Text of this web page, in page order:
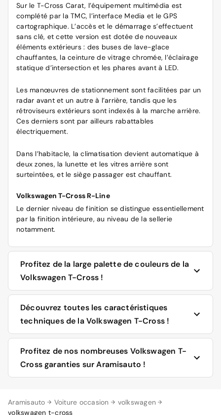
Aramisauto Voiture occasion
volkswagen
volkswagen t-cross
Sur le T-Cross Carat, l’équipement multimédia est
complété par la TMC, l’interface Media et le GPS
cartographique. L’accès et le démarrage s’effectuent
sans clé, et cette version est dotée de nouveaux
éléments extérieurs : des buses de lave-glace
chauffantes, la ceinture de vitrage chromée, l’éclairage
statique d’intersection et les phares avant à LED.
Les manœuvres de stationnement sont facilitées par un
radar avant et un autre à l’arrière, tandis que les
rétroviseurs extérieurs sont indexés à la marche arrière.
Ces derniers sont par ailleurs rabattables
électriquement.
Dans l’habitacle, la climatisation devient automatique à
deux zones, la lunette et les vitres arrière sont
surteintées, et le siège passager est chauffant.
Volkswagen T-Cross R-Line
Le dernier niveau de finition se distingue essentiellement
par la finition intérieure, au niveau de la sellerie
notamment.
Profitez de la large palette de couleurs de la
Volkswagen T-Cross !
Vous disposez d’un large choix d’options de couleurs sur
ce modèle. Les teintes sont les suivantes : Blanc Pur,
Blanc récif métallisé, Noir Intense nacré, Orange Energy
métallisé, Reflet d’Argent métallisé, ou Turquoise Maui
métallisé.
Découvrez toutes les caractéristiques
techniques de la Volkswagen T-Cross !
Les dimensions de la Volkswagen T-Cross sont les
suivantes : 4,11 m de longueur, 1,56 m de hauteur, 1,76 m
de largeur, 2,55 m d’empattement, et un coffre d’une
thermique, essence ou diesel :
Profitez de nos nombreuses Volkswagen T-
Cross garanties sur Aramisauto !
préciser le type de boîte de vitesses, de moteur ou de